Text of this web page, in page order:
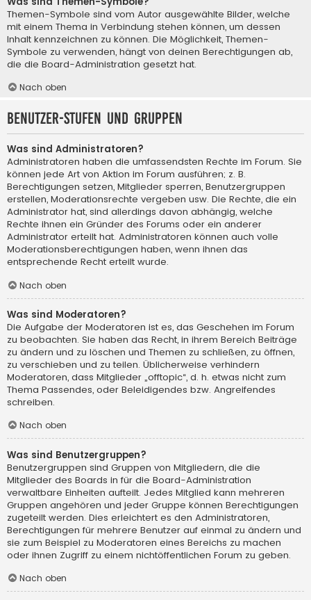
Themen-Symbole sind vom Autor ausgewählte Bilder, welche
mit einem Thema in Verbindung stehen können, um dessen
Inhalt kennzeichnen zu können. Die Möglichkeit, Themen-
Symbole zu verwenden, hängt von deinen Berechtigungen ab,
die die Board-Administration gesetzt hat.
Nach oben
Benutzer-Stufen und Gruppen
Was sind Administratoren?
Administratoren haben die umfassendsten Rechte im Forum. Sie
können jede Art von Aktion im Forum ausführen; z. B.
Berechtigungen setzen, Mitglieder sperren, Benutzergruppen
erstellen, Moderationsrechte vergeben usw. Die Rechte, die ein
Administrator hat, sind allerdings davon abhängig, welche
Rechte ihnen ein Gründer des Forums oder ein anderer
Administrator erteilt hat. Administratoren können auch volle
Moderationsberechtigungen haben, wenn ihnen das
entsprechende Recht erteilt wurde.
Nach oben
Was sind Moderatoren?
Die Aufgabe der Moderatoren ist es, das Geschehen im Forum
zu beobachten. Sie haben das Recht, in ihrem Bereich Beiträge
zu ändern und zu löschen und Themen zu schließen, zu öffnen,
zu verschieben und zu teilen. Üblicherweise verhindern
Moderatoren, dass Mitglieder „offtopic“, d. h. etwas nicht zum
Thema Passendes, oder Beleidigendes bzw. Angreifendes
schreiben.
Nach oben
Was sind Benutzergruppen?
Benutzergruppen sind Gruppen von Mitgliedern, die die
Mitglieder des Boards in für die Board-Administration
verwaltbare Einheiten aufteilt. Jedes Mitglied kann mehreren
Gruppen angehören und jeder Gruppe können Berechtigungen
zugeteilt werden. Dies erleichtert es den Administratoren,
Berechtigungen für mehrere Benutzer auf einmal zu ändern und
sie zum Beispiel zu Moderatoren eines Bereichs zu machen
oder ihnen Zugriff zu einem nichtöffentlichen Forum zu geben.
Nach oben